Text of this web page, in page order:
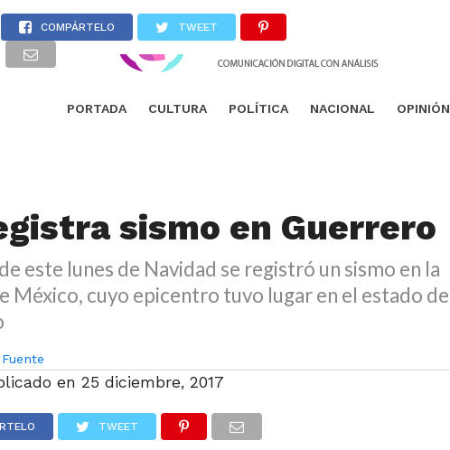
PORTADA CULTURA POLÍTICA NACIONAL OPINIÓN
COMPÁRTELO TWEET
sismo en Guerrero
este lunes de Navidad se registró un sismo en la
México, cuyo epicentro tuvo lugar en el estado de
Fuente
en 25 diciembre, 2017
TWEET